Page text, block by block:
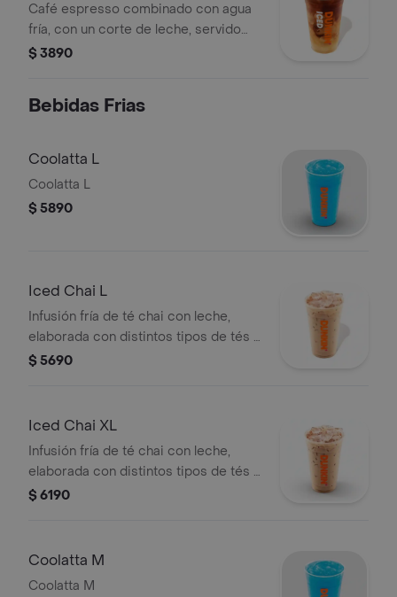
Café espresso combinado con agua
fría, con un corte de leche, servido
sobre hielo.
$ 3890
Bebidas Frias
Coolatta L
Coolatta L
$ 5890
Iced Chai L
Infusión fría de té chai con leche,
elaborada con distintos tipos de tés y
especias.
$ 5690
Iced Chai XL
Infusión fría de té chai con leche,
elaborada con distintos tipos de tés y
especias.
$ 6190
Coolatta M
Coolatta M